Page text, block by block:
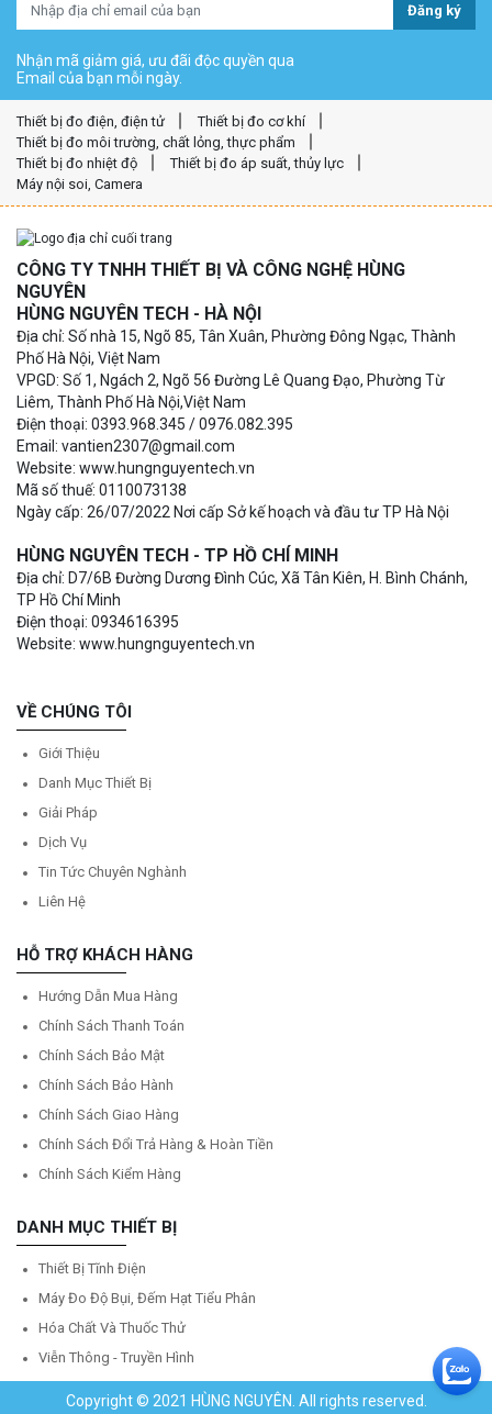
Đăng ký
Nhận mã giảm giá, ưu đãi độc quyền qua
Email của bạn mỗi ngày.
Thiết bị đo điện, điện tử
Thiết bị đo cơ khí
Thiết bị đo môi trường, chất lỏng, thực phẩm
Thiết bị đo nhiệt độ
Thiết bị đo áp suất, thủy lực
Máy nội soi, Camera
CÔNG TY TNHH THIẾT BỊ VÀ CÔNG NGHỆ HÙNG
NGUYÊN
HÙNG NGUYÊN TECH - HÀ NỘI
Địa chỉ: Số nhà 15, Ngõ 85, Tân Xuân, Phường Đông Ngạc, Thành
Phố Hà Nội, Việt Nam
VPGD: Số 1, Ngách 2, Ngõ 56 Đường Lê Quang Đạo, Phường Từ
Liêm, Thành Phố Hà Nội,Việt Nam
Điện thoại: 0393.968.345 / 0976.082.395
Email: vantien2307@gmail.com
Website: www.hungnguyentech.vn
Mã số thuế: 0110073138
Ngày cấp: 26/07/2022 Nơi cấp Sở kế hoạch và đầu tư TP Hà Nội
HÙNG NGUYÊN TECH - TP HỒ CHÍ MINH
Địa chỉ: D7/6B Đường Dương Đình Cúc, Xã Tân Kiên, H. Bình Chánh,
TP Hồ Chí Minh
Điện thoại: 0934616395
Website: www.hungnguyentech.vn
VỀ CHÚNG TÔI
Giới Thiệu
Danh Mục Thiết Bị
Giải Pháp
Dịch Vụ
Tin Tức Chuyên Nghành
Liên Hệ
HỖ TRỢ KHÁCH HÀNG
Hướng Dẫn Mua Hàng
Chính Sách Thanh Toán
Chính Sách Bảo Mật
Chính Sách Bảo Hành
Chính Sách Giao Hàng
Chính Sách Đổi Trả Hàng & Hoàn Tiền
Chính Sách Kiểm Hàng
DANH MỤC THIẾT BỊ
Thiết Bị Tĩnh Điện
Máy Đo Độ Bụi, Đếm Hạt Tiểu Phân
Hóa Chất Và Thuốc Thử
Viễn Thông - Truyền Hình
Copyright © 2021 HÙNG NGUYÊN. All rights reserved.